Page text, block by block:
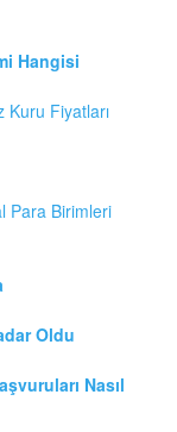
Hangisi
Kuru Fiyatları
Para Birimleri
Oldu
Nasıl